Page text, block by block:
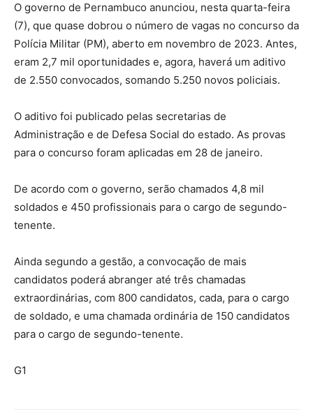
O governo de Pernambuco anunciou, nesta quarta-feira
(7), que quase dobrou o número de vagas no concurso da
Polícia Militar (PM), aberto em novembro de 2023. Antes,
eram 2,7 mil oportunidades e, agora, haverá um aditivo
de 2.550 convocados, somando 5.250 novos policiais.
O aditivo foi publicado pelas secretarias de
Administração e de Defesa Social do estado. As provas
para o concurso foram aplicadas em 28 de janeiro.
De acordo com o governo, serão chamados 4,8 mil
soldados e 450 profissionais para o cargo de segundo-
tenente.
Ainda segundo a gestão, a convocação de mais
candidatos poderá abranger até três chamadas
extraordinárias, com 800 candidatos, cada, para o cargo
de soldado, e uma chamada ordinária de 150 candidatos
para o cargo de segundo-tenente.
G1